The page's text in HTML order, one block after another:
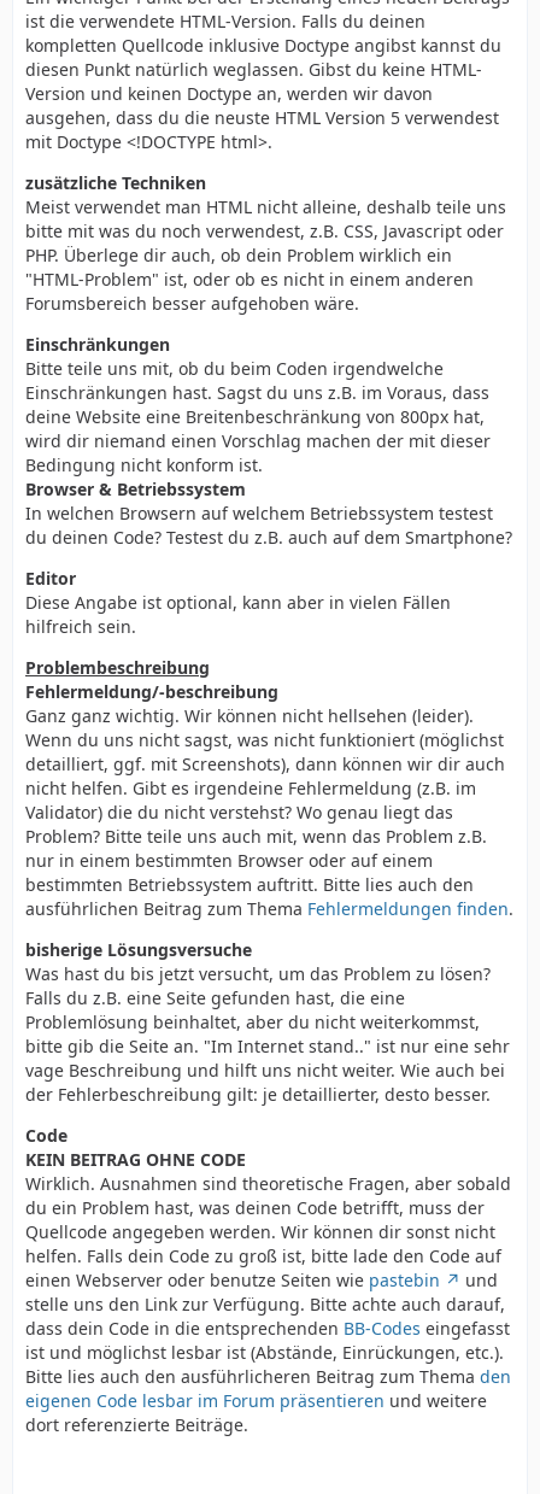
ist die verwendete HTML-Version. Falls du deinen
kompletten Quellcode inklusive Doctype angibst kannst du
diesen Punkt natürlich weglassen. Gibst du keine HTML-
Version und keinen Doctype an, werden wir davon
ausgehen, dass du die neuste HTML Version 5 verwendest
mit Doctype <!DOCTYPE html>.
zusätzliche Techniken
Meist verwendet man HTML nicht alleine, deshalb teile uns
bitte mit was du noch verwendest, z.B. CSS, Javascript oder
PHP. Überlege dir auch, ob dein Problem wirklich ein
"HTML-Problem" ist, oder ob es nicht in einem anderen
Forumsbereich besser aufgehoben wäre.
Einschränkungen
Bitte teile uns mit, ob du beim Coden irgendwelche
Einschränkungen hast. Sagst du uns z.B. im Voraus, dass
deine Website eine Breitenbeschränkung von 800px hat,
wird dir niemand einen Vorschlag machen der mit dieser
Bedingung nicht konform ist.
Browser & Betriebssystem
In welchen Browsern auf welchem Betriebssystem testest
du deinen Code? Testest du z.B. auch auf dem Smartphone?
Editor
Diese Angabe ist optional, kann aber in vielen Fällen
hilfreich sein.
Problembeschreibung
Fehlermeldung/-beschreibung
Ganz ganz wichtig. Wir können nicht hellsehen (leider).
Wenn du uns nicht sagst, was nicht funktioniert (möglichst
detailliert, ggf. mit Screenshots), dann können wir dir auch
nicht helfen. Gibt es irgendeine Fehlermeldung (z.B. im
Validator) die du nicht verstehst? Wo genau liegt das
Problem? Bitte teile uns auch mit, wenn das Problem z.B.
nur in einem bestimmten Browser oder auf einem
bestimmten Betriebssystem auftritt. Bitte lies auch den
ausführlichen Beitrag zum Thema Fehlermeldungen finden.
bisherige Lösungsversuche
Was hast du bis jetzt versucht, um das Problem zu lösen?
Falls du z.B. eine Seite gefunden hast, die eine
Problemlösung beinhaltet, aber du nicht weiterkommst,
bitte gib die Seite an. "Im Internet stand.." ist nur eine sehr
vage Beschreibung und hilft uns nicht weiter. Wie auch bei
der Fehlerbeschreibung gilt: je detaillierter, desto besser.
Code
KEIN BEITRAG OHNE CODE
Wirklich. Ausnahmen sind theoretische Fragen, aber sobald
du ein Problem hast, was deinen Code betrifft, muss der
Quellcode angegeben werden. Wir können dir sonst nicht
helfen. Falls dein Code zu groß ist, bitte lade den Code auf
einen Webserver oder benutze Seiten wie pastebin
und
stelle uns den Link zur Verfügung. Bitte achte auch darauf,
dass dein Code in die entsprechenden BB-Codes eingefasst
ist und möglichst lesbar ist (Abstände, Einrückungen, etc.).
Bitte lies auch den ausführlicheren Beitrag zum Thema den
eigenen Code lesbar im Forum präsentieren und weitere
dort referenzierte Beiträge.